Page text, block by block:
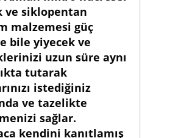
ve siklopentan
malzemesi güç
bile yiyecek ve
uzun süre aynı
tutarak
istediğiniz
ve tazelikte
sağlar.
kendini kanıtlamış